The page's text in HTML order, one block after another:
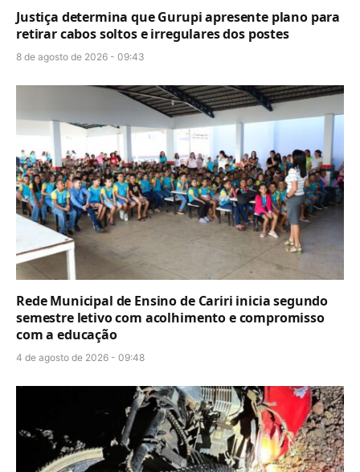
Justiça determina que Gurupi apresente plano para
retirar cabos soltos e irregulares dos postes
8 de agosto de 2026 - 09:43
Rede Municipal de Ensino de Cariri inicia segundo
semestre letivo com acolhimento e compromisso
com a educação
4 de agosto de 2026 - 09:48